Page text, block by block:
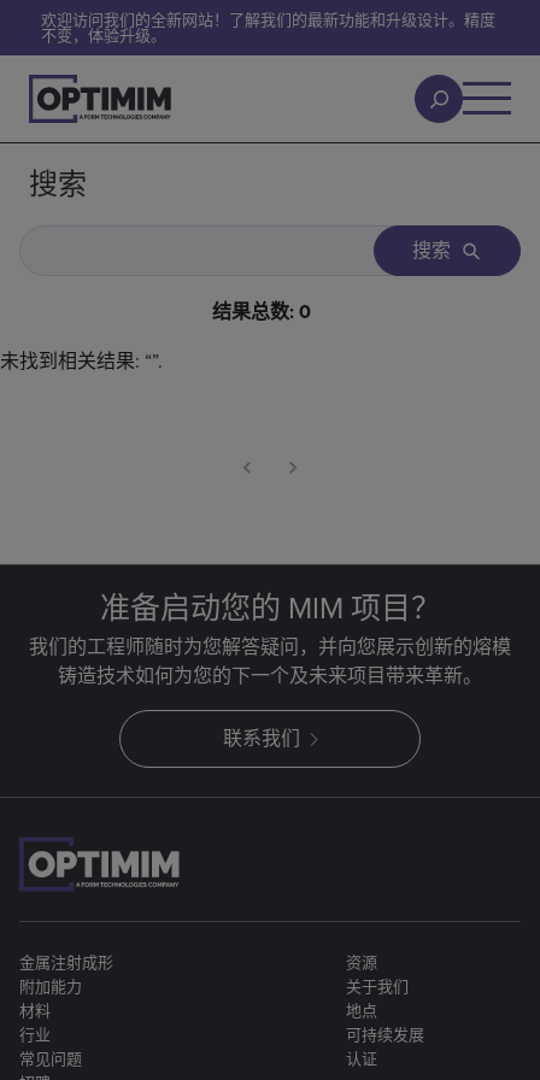
欢迎访问我们的全新网站！了解我们的最新功能和升级设计。精度
不变，体验升级。
搜索
搜索
结果总数:0
未找到相关结果: “”.
准备启动您的 MIM 项目？
我们的工程师随时为您解答疑问，并向您展示创新的熔模
铸造技术如何为您的下一个及未来项目带来革新。
联系我们
金属注射成形
附加能力
材料
行业
常见问题
资源
关于我们
地点
可持续发展
认证